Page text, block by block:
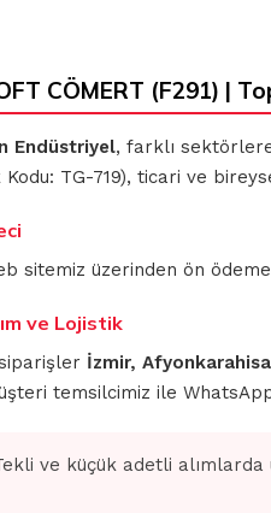
CÖMERT (F291) |
Endüstriyel, farklı
Kodu: TG-719), ticari ve
sitemiz üzerinden ön
ve Lojistik
İzmir,
temsilcimiz ile
ve küçük adetli